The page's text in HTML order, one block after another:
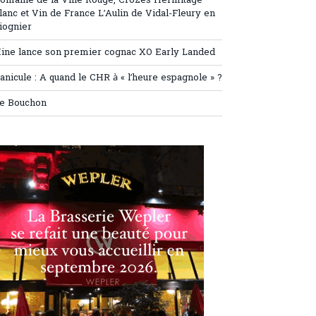
et Vin de France L’Aulin de Vidal-Fleury en
lance son premier cognac XO Early Landed
: A quand le CHR à « l’heure espagnole » ?
Bouchon